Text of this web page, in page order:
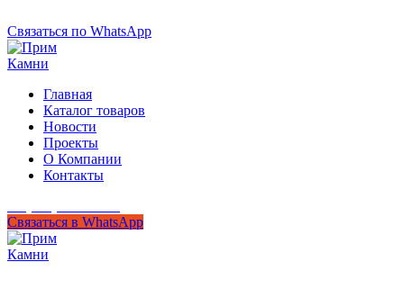
Связаться по WhatsApp
Главная
Каталог товаров
Новости
Проекты
О Компании
Контакты
Связаться в WhatsApp